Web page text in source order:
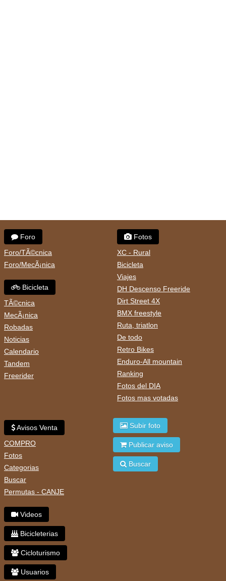
Foro
Foro/TÃ©cnica
Foro/MecÃ¡nica
Bicicleta
TÃ©cnica
MecÃ¡nica
Robadas
Noticias
Calendario
Tandem
Freerider
Fotos
XC - Rural
Bicicleta
Viajes
DH Descenso Freeride
Dirt Street 4X
BMX freestyle
Ruta, triatlon
De todo
Retro Bikes
Enduro-All mountain
Ranking
Fotos del DIA
Fotos mas votadas
Avisos Venta
COMPRO
Fotos
Categorias
Buscar
Permutas - CANJE
Videos
Bicicleterias
Cicloturismo
Usuarios
Subir foto
Publicar aviso
Buscar